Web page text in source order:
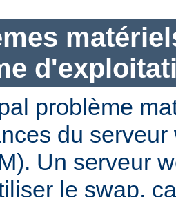
problème
du
Un serveur
le swap,